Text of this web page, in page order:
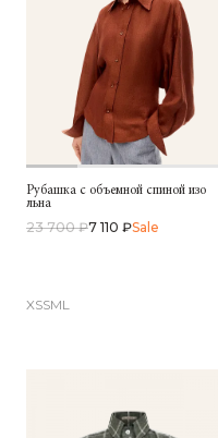
Рубашка с объемной спиной изо
льна
23 700 ₽7 110 ₽Sale
XSSML